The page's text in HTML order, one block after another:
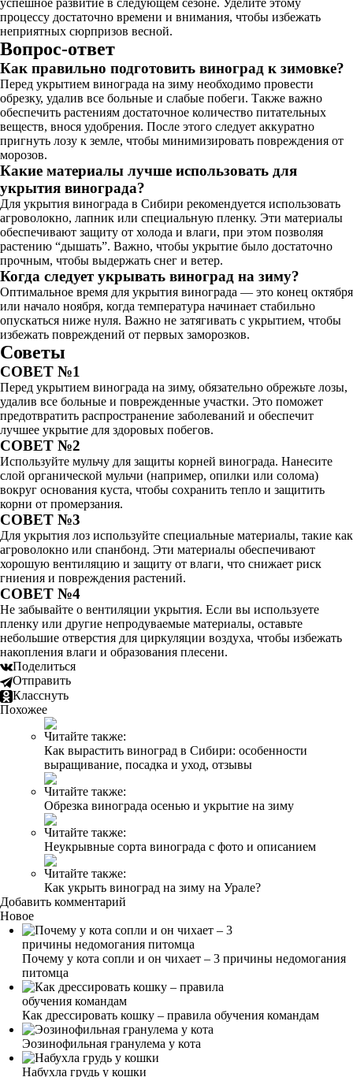
успешное развитие в следующем сезоне. Уделите этому
процессу достаточно времени и внимания, чтобы избежать
неприятных сюрпризов весной.
Вопрос-ответ
Как правильно подготовить виноград к зимовке?
Перед укрытием винограда на зиму необходимо провести
обрезку, удалив все больные и слабые побеги. Также важно
обеспечить растениям достаточное количество питательных
веществ, внося удобрения. После этого следует аккуратно
пригнуть лозу к земле, чтобы минимизировать повреждения от
морозов.
Какие материалы лучше использовать для
укрытия винограда?
Для укрытия винограда в Сибири рекомендуется использовать
агроволокно, лапник или специальную пленку. Эти материалы
обеспечивают защиту от холода и влаги, при этом позволяя
растению “дышать”. Важно, чтобы укрытие было достаточно
прочным, чтобы выдержать снег и ветер.
Когда следует укрывать виноград на зиму?
Оптимальное время для укрытия винограда — это конец октября
или начало ноября, когда температура начинает стабильно
опускаться ниже нуля. Важно не затягивать с укрытием, чтобы
избежать повреждений от первых заморозков.
Советы
СОВЕТ №1
Перед укрытием винограда на зиму, обязательно обрежьте лозы,
удалив все больные и поврежденные участки. Это поможет
предотвратить распространение заболеваний и обеспечит
лучшее укрытие для здоровых побегов.
СОВЕТ №2
Используйте мульчу для защиты корней винограда. Нанесите
слой органической мульчи (например, опилки или солома)
вокруг основания куста, чтобы сохранить тепло и защитить
корни от промерзания.
СОВЕТ №3
Для укрытия лоз используйте специальные материалы, такие как
агроволокно или спанбонд. Эти материалы обеспечивают
хорошую вентиляцию и защиту от влаги, что снижает риск
гниения и повреждения растений.
СОВЕТ №4
Не забывайте о вентиляции укрытия. Если вы используете
пленку или другие непродуваемые материалы, оставьте
небольшие отверстия для циркуляции воздуха, чтобы избежать
накопления влаги и образования плесени.
Поделиться
Отправить
Класснуть
Похожее
Читайте также:
Как вырастить виноград в Сибири: особенности
выращивание, посадка и уход, отзывы
Читайте также:
Обрезка винограда осенью и укрытие на зиму
Читайте также:
Неукрывные сорта винограда с фото и описанием
Читайте также:
Как укрыть виноград на зиму на Урале?
Добавить комментарий
Новое
Почему у кота сопли и он чихает – 3 причины недомогания
питомца
Как дрессировать кошку – правила обучения командам
Эозинофильная гранулема у кота
Набухла грудь у кошки